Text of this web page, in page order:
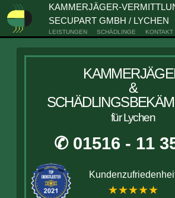
KAMMERJÄGER-
SECUPART GMBH / LYCHEN
LEISTUNGEN SCHÄDLINGE KONTAKT
&
für Lychen
✆ 01516 - 11
★★★★★